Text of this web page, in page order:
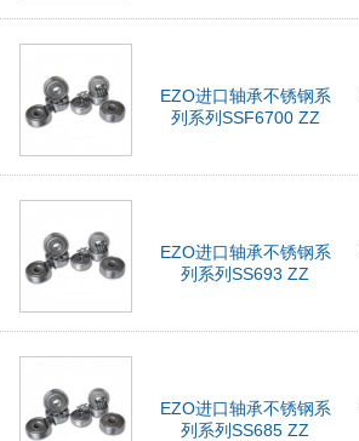
EZO进口轴承不锈钢系
列系列SSF6700 ZZ
EZO进口轴承不锈钢系
列系列SS693 ZZ
EZO进口轴承不锈钢系
列系列SS685 ZZ